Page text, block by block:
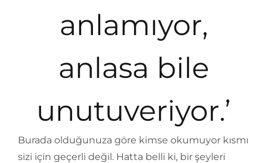
anlamıyor,
anlasa bile
unutuveriyor.’
Burada olduğunuza göre kimse okumuyor kısmı
sizi için geçerli değil. Hatta belli ki, bir şeyleri